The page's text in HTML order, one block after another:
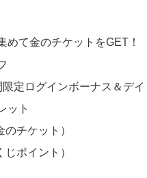
めて金のチケットをGET！
限定ログインボーナス＆デ
ット
のチケット）
じポイント）